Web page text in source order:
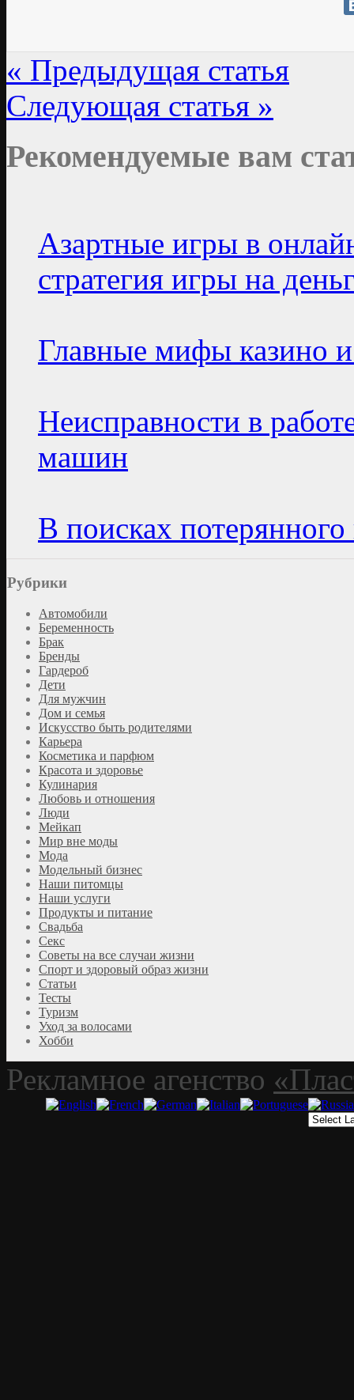
« Предыдущая статья
Следующая статья »
Рекомендуемые вам
Азартные игры в
стратегия игры на
Главные мифы казино
Неисправности в
машин
В поисках
Рубрики
Автомобили
Беременность
Брак
Бренды
Гардероб
Дети
Для мужчин
Дом и семья
Искусство быть родителями
Карьера
Косметика и парфюм
Красота и здоровье
Кулинария
Любовь и отношения
Люди
Мейкап
Мир вне моды
Мода
Модельный бизнес
Наши питомцы
Наши услуги
Продукты и питание
Свадьба
Секс
Советы на все случаи жизни
Спорт и здоровый образ жизни
Статьи
Тесты
Туризм
Уход за волосами
Хобби
Рекламное агенство